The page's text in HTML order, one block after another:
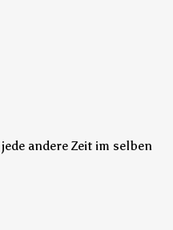
andere Zeit im selben